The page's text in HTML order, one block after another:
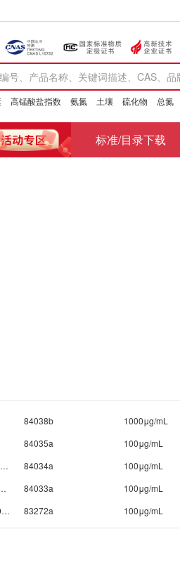
高锰酸盐指数 氨氮 土壤 硫化物 总氮
标准/目录下载
84038b
1000μg/mL
84035a
100μg/mL
标准溶液/甲醇中6种大环内酯类抗生素混标/SN/T 5724-2025-8/保质期6个月
84034a
100μg/mL
类药物混标/SN/T 5724-2025-7
84033a
100μg/mL
标准溶液/甲醇中5种硝基咪唑类药物混标/SN/T 5724-2025-4
83272a
100μg/mL